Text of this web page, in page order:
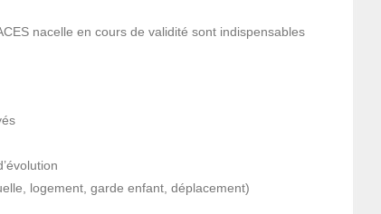
nacelle en cours de validité sont indispensables
logement, garde enfant, déplacement)